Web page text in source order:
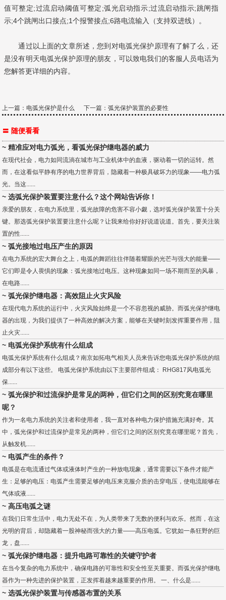
值可整定;过流启动阈值可整定;弧光启动指示;过流启动指示;跳闸指
示;4个跳闸出口接点;1个报警接点;6路电流输入（支持双进线）。
通过以上面的文章所述，您到对电弧光保护原理有了解了么，还
是没有明天电弧光保护原理的朋友，可以致电我们的客服人员电话为
您解答更详细的内容。
上一篇： 电弧光保护是什么 下一篇： 弧光保护装置的必要性
〓 随便看看
~ 精准应对电力弧光，看弧光保护继电器的威力
在现代社会，电力如同流淌在城市与工业机体中的血液，驱动着一切的运转。然
而，在这看似平静有序的电力世界背后，隐藏着一种极具破坏力的现象——电力弧
光。当这......
~ 选弧光保护装置要注意什么？这个网站告诉你！
亲爱的朋友，在电力系统里，弧光故障的危害不容小觑，选对弧光保护装置十分关
键。那选弧光保护装置要注意什么呢？让我来给你好好说道说道。首先，要关注装
置的性......
~ 弧光接地过电压产生的原因
在电力系统的宏大舞台之上，电弧的舞蹈往往伴随着耀眼的光芒与强大的能量——
它们即是令人畏惧的现象：弧光接地过电压。这种现象如同一场不期而至的风暴，
在电路......
~ 弧光保护继电器：高效阻止火灾风险
在现代电力系统的运行中，火灾风险始终是一个不容忽视的威胁。而弧光保护继电
器的出现，为我们提供了一种高效的解决方案，能够在关键时刻发挥重要作用，阻
止火灾......
~ 电弧光保护系统有什么组成
电弧光保护系统有什么组成？南京如拓电气相关人员来告诉您电弧光保护系统的组
成部分有以下这些。 电弧光保护系统由以下主要部件组成： RHG817风电弧光
保......
~ 弧光保护和过流保护是常见的两种，但它们之间的区别究竟在哪里
呢？
作为一名电力系统的关注者和使用者，我一直对各种电力保护措施充满好奇。其
中，弧光保护和过流保护是常见的两种，但它们之间的区别究竟在哪里呢？首先，
从触发机......
~ 电弧产生的条件？
电弧是在电流通过气体或液体时产生的一种放电现象，通常需要以下条件才能产
生：足够的电压：电弧产生需要足够的电压来克服介质的击穿电压，使电流能够在
气体或液......
~ 高压电弧之谜
在我们日常生活中，电力无处不在，为人类带来了无数的便利与欢乐。然而，在这
光明的背后，却隐藏着一股神秘而强大的力量——高压电弧。它犹如一条狂野的巨
龙，盘......
~ 弧光保护继电器：提升电路可靠性的关键守护者
在当今复杂的电力系统中，确保电路的可靠性和安全性至关重要。而弧光保护继电
器作为一种先进的保护装置，正发挥着越来越重要的作用。 一、什么是......
~ 选弧光保护装置与传感器布置的关系